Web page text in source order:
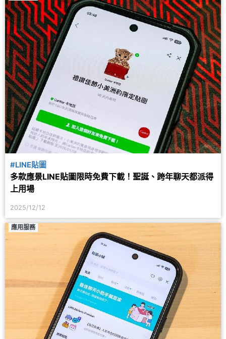
#LINE貼圖
多款應景LINE貼圖限時免費下載！聖誕、跨年聊天都派得
上用場
2025/12/12
應用服務